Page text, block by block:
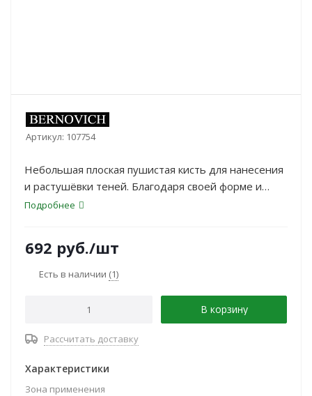
Артикул: 107754
Небольшая плоская пушистая кисть для нанесения
и растушёвки теней. Благодаря своей форме и
размеру станет удобной помощницей в нанесении
Подробнее
692 руб./шт
Есть в наличии (1)
В корзину
Рассчитать доставку
Характеристики
Зона применения